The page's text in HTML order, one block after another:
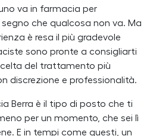
va in farmacia per
che qualcosa non va. Ma
è resa il più gradevole
sono pronte a consigliarti
del trattamento più
discrezione e professionalità.
Berra è il tipo di posto che ti
per un momento, che sei lì
E in tempi come questi, un